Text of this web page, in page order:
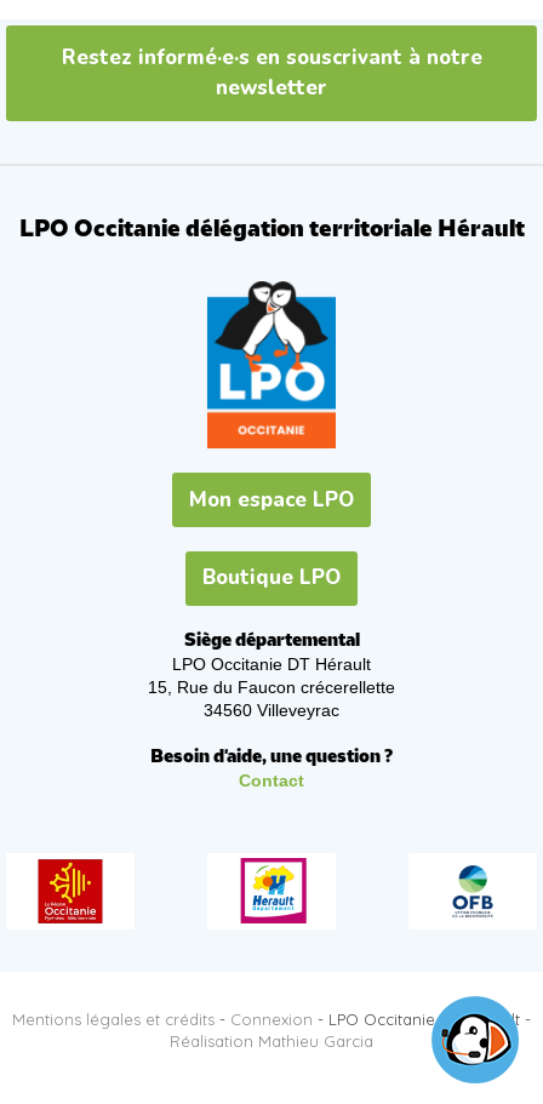
Restez informé·e·s en souscrivant à notre
newsletter
LPO Occitanie délégation territoriale Hérault
Mon espace LPO
Boutique LPO
Siège départemental
LPO Occitanie DT Hérault
15, Rue du Faucon crécerellette
34560 Villeveyrac
Besoin d'aide, une question ?
Contact
Mentions légales et crédits - Connexion - LPO Occitanie DT Hérault -
Réalisation Mathieu Garcia